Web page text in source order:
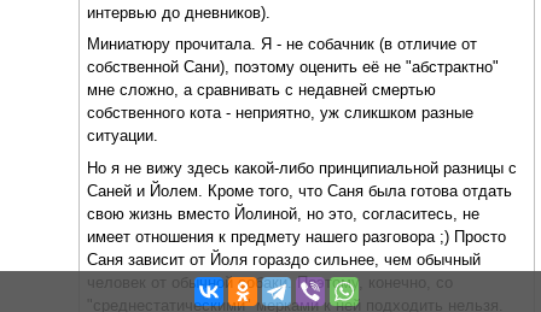
интервью до дневников).
Миниатюру прочитала. Я - не собачник (в отличие от
собственной Сани), поэтому оценить её не "абстрактно"
мне сложно, а сравнивать с недавней смертью
собственного кота - неприятно, уж сликшком разные
ситуации.
Но я не вижу здесь какой-либо принципиальной разницы с
Саней и Йолем. Кроме того, что Саня была готова отдать
свою жизнь вместо Йолиной, но это, согласитесь, не
имеет отношения к предмету нашего разговора ;) Просто
Саня зависит от Йоля гораздо сильнее, чем обычный
человек от обычной собаки. Поэтому, конечно, со
"среднестатическими" мерками к ней подходить нельзя.